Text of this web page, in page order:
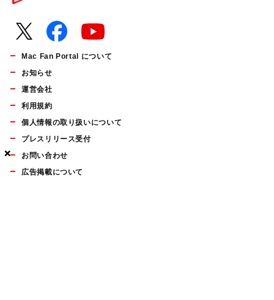
×
×
×
Mac Fan Portal について
お知らせ
運営会社
利用規約
個人情報の取り扱いについて
プレスリリース受付
お問い合わせ
広告掲載について